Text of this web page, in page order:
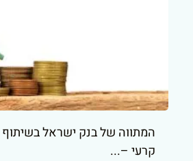
המתווה של בנק ישראל
קרעי –...